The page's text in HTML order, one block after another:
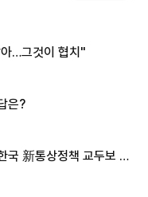
…그것이 협치"
은?
국 新통상정책 교두보 활